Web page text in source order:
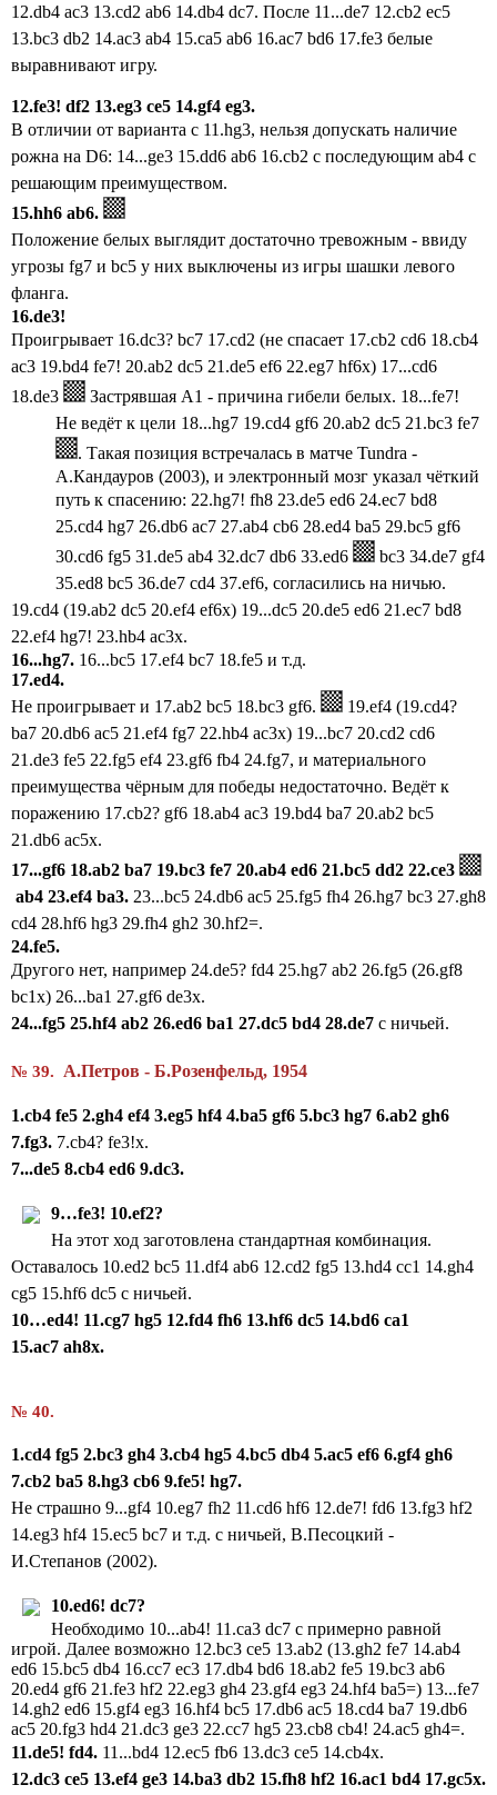
12.db4 ac3 13.cd2 ab6 14.db4 dc7. После 11...de7 12.cb2 ec5
13.bc3 db2 14.ac3 ab4 15.ca5 ab6 16.ac7 bd6 17.fe3 белые
выравнивают игру.
12.fe3! df2 13.eg3 ce5 14.gf4 eg3.
В отличии от варианта с 11.hg3, нельзя допускать наличие
рожна на D6: 14...ge3 15.dd6 ab6 16.cb2 с последующим ab4 с
решающим преимуществом.
15.hh6 ab6.
Положение белых выглядит достаточно тревожным - ввиду
угрозы fg7 и bc5 у них выключены из игры шашки левого
фланга.
16.de3!
Проигрывает 16.dc3? bc7 17.cd2 (не спасает 17.cb2 cd6 18.cb4
ac3 19.bd4 fe7! 20.ab2 dc5 21.de5 ef6 22.eg7 hf6x) 17...cd6
18.de3
Застрявшая A1 - причина гибели белых. 18...fe7!
Не ведёт к цели 18...hg7 19.cd4 gf6 20.ab2 dc5 21.bc3 fe7
. Такая позиция встречалась в матче Tundra -
А.Кандауров (2003), и электронный мозг указал чёткий
путь к спасению: 22.hg7! fh8 23.de5 ed6 24.ec7 bd8
25.cd4 hg7 26.db6 ac7 27.ab4 cb6 28.ed4 ba5 29.bc5 gf6
30.cd6 fg5 31.de5 ab4 32.dc7 db6 33.ed6
bc3 34.de7 gf4
35.ed8 bc5 36.de7 cd4 37.ef6, согласились на ничью.
19.cd4 (19.ab2 dc5 20.ef4 ef6x) 19...dc5 20.de5 ed6 21.ec7 bd8
22.ef4 hg7! 23.hb4 ac3x.
16...hg7. 16...bc5 17.ef4 bc7 18.fe5 и т.д.
17.ed4.
Не проигрывает и 17.ab2 bc5 18.bc3 gf6.
19.ef4 (19.cd4?
ba7 20.db6 ac5 21.ef4 fg7 22.hb4 ac3x) 19...bc7 20.cd2 cd6
21.de3 fe5 22.fg5 ef4 23.gf6 fb4 24.fg7, и материального
преимущества чёрным для победы недостаточно. Ведёт к
поражению 17.cb2? gf6 18.ab4 ac3 19.bd4 ba7 20.ab2 bc5
21.db6 ac5x.
17...gf6 18.ab2 ba7 19.bc3 fe7 20.ab4 ed6 21.bc5 dd2 22.ce3
ab4 23.ef4 ba3. 23...bc5 24.db6 ac5 25.fg5 fh4 26.hg7 bc3 27.gh8
cd4 28.hf6 hg3 29.fh4 gh2 30.hf2=.
24.fe5.
Другого нет, например 24.de5? fd4 25.hg7 ab2 26.fg5 (26.gf8
bc1x) 26...ba1 27.gf6 de3x.
24...fg5 25.hf4 ab2 26.ed6 ba1 27.dc5 bd4 28.de7 с ничьей.
№ 39. А.Петров - Б.Розенфельд, 1954
1.cb4 fe5 2.gh4 ef4 3.eg5 hf4 4.ba5 gf6 5.bc3 hg7 6.ab2 gh6
7.fg3. 7.cb4? fe3!x.
7...de5 8.cb4 ed6 9.dc3.
9…fe3! 10.ef2?
На этот ход заготовлена стандартная комбинация.
Оставалось 10.ed2 bc5 11.df4 ab6 12.cd2 fg5 13.hd4 cc1 14.gh4
cg5 15.hf6 dc5 с ничьей.
10…ed4! 11.cg7 hg5 12.fd4 fh6 13.hf6 dc5 14.bd6 ca1
15.ac7 ah8x.
№ 40.
1.cd4 fg5 2.bc3 gh4 3.cb4 hg5 4.bc5 db4 5.ac5 ef6 6.gf4 gh6
7.cb2 ba5 8.hg3 cb6 9.fe5! hg7.
Не страшно 9...gf4 10.eg7 fh2 11.cd6 hf6 12.de7! fd6 13.fg3 hf2
14.eg3 hf4 15.ec5 bc7 и т.д. с ничьей, В.Песоцкий -
И.Степанов (2002).
10.ed6! dc7?
Необходимо 10...ab4! 11.ca3 dc7 с примерно равной
игрой. Далее возможно 12.bc3 ce5 13.ab2 (13.gh2 fe7 14.ab4
ed6 15.bc5 db4 16.cc7 ec3 17.db4 bd6 18.ab2 fe5 19.bc3 ab6
20.ed4 gf6 21.fe3 hf2 22.eg3 gh4 23.gf4 eg3 24.hf4 ba5=) 13...fe7
14.gh2 ed6 15.gf4 eg3 16.hf4 bc5 17.db6 ac5 18.cd4 ba7 19.db6
ac5 20.fg3 hd4 21.dc3 ge3 22.cc7 hg5 23.cb8 cb4! 24.ac5 gh4=.
11.de5! fd4. 11...bd4 12.ec5 fb6 13.dc3 ce5 14.cb4x.
12.dc3 ce5 13.ef4 ge3 14.ba3 db2 15.fh8 hf2 16.ac1 bd4 17.gc5x.